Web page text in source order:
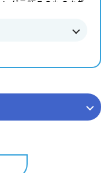
グ言語そのものを教
順序立てて考える力
整理する